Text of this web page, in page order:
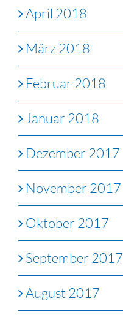
April 2018
März 2018
Februar 2018
Januar 2018
Dezember 2017
November 2017
Oktober 2017
September 2017
August 2017